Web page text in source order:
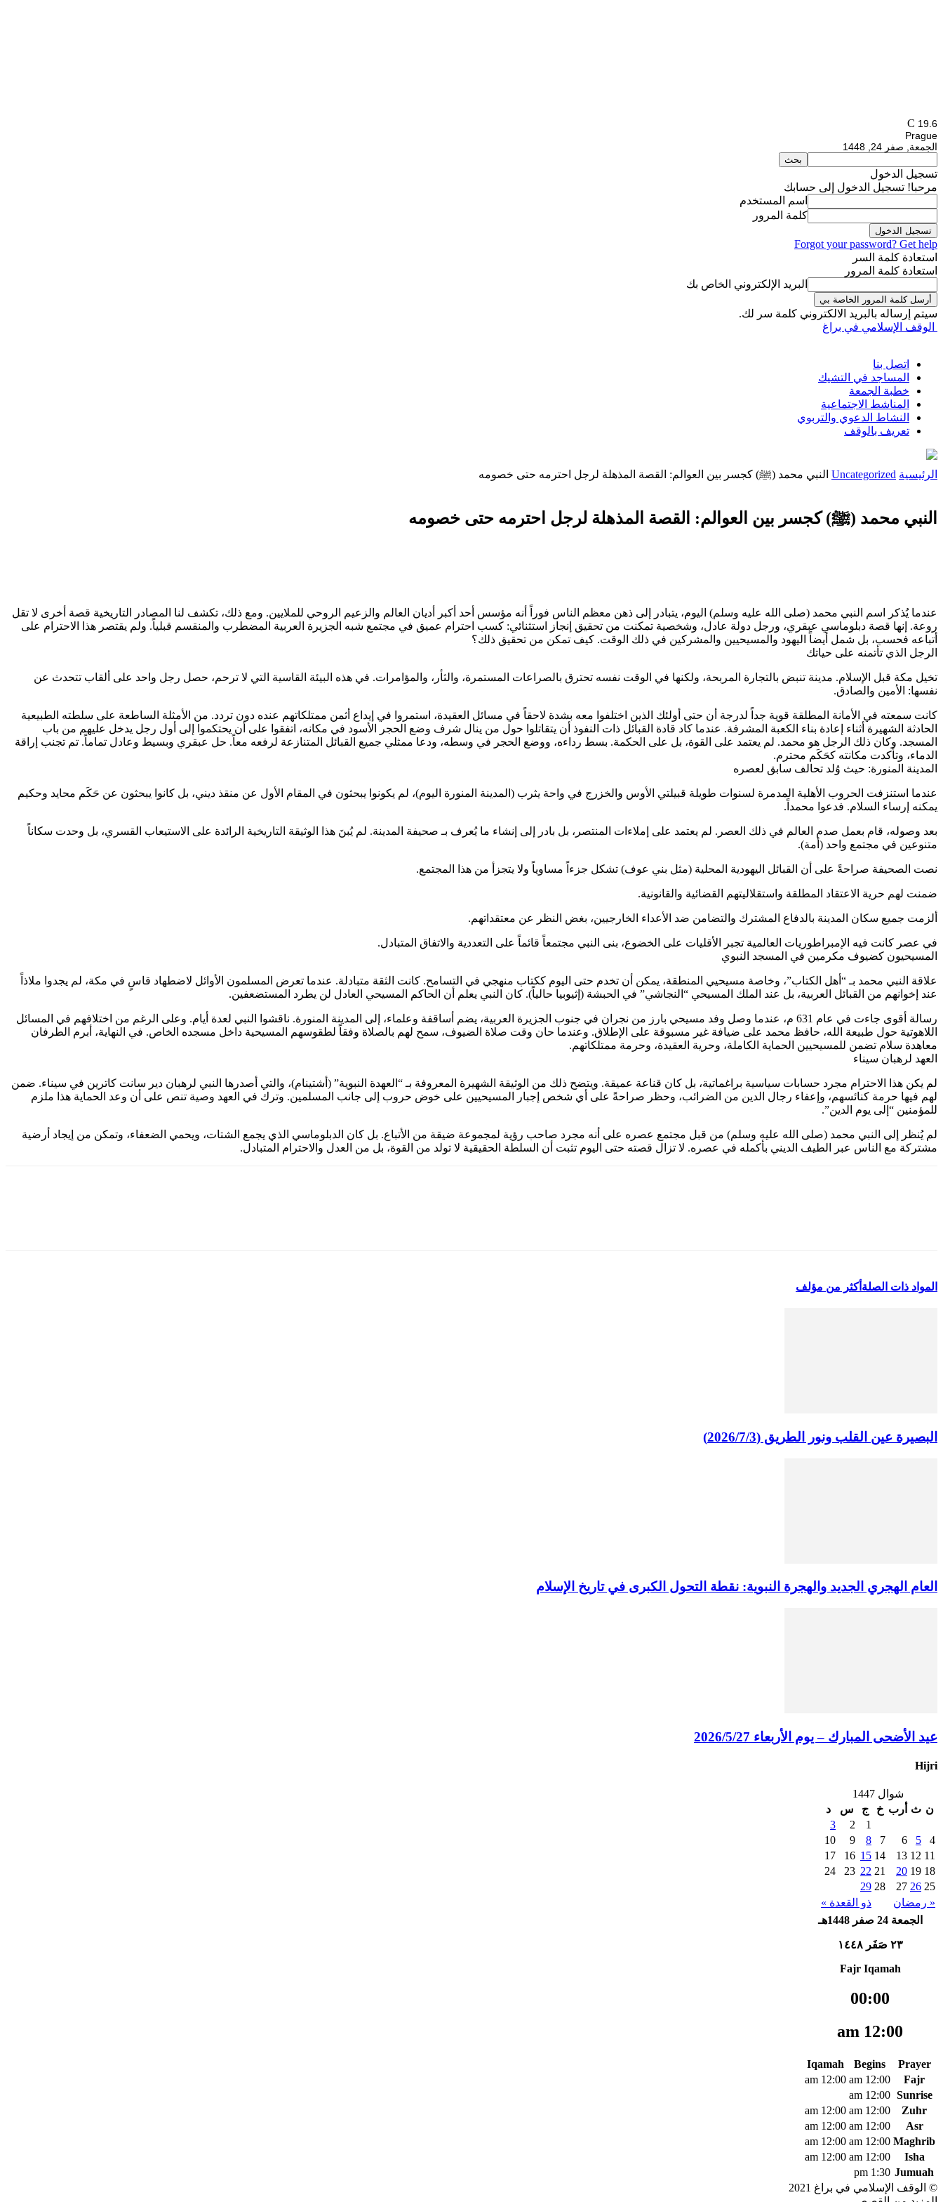
19.6
C
Prague
الجمعة, صفر 24, 1448
تسجيل الدخول
مرحبا! تسجيل الدخول إلى حسابك
اسم المستخدم
كلمة المرور
Forgot your password? Get help
استعادة كلمة السر
استعادة كلمة المرور
البريد الإلكتروني الخاص بك
سيتم إرساله بالبريد الالكتروني كلمة سر لك.
الوقف الإسلامي في براغ
اتصل بنا
المساجد في التشيك
خطبة الجمعة
المناشط الاجتماعية
النشاط الدعوي والتربوي
تعريف بالوقف
الرئيسية Uncategorized النبي محمد (ﷺ) كجسر بين العوالم: القصة المذهلة لرجل احترمه حتى خصومه
النبي محمد (ﷺ) كجسر بين العوالم: القصة المذهلة لرجل احترمه حتى خصومه
عندما يُذكر اسم النبي محمد (صلى الله عليه وسلم) اليوم، يتبادر إلى ذهن معظم الناس فوراً أنه مؤسس أحد أكبر أديان العالم والزعيم الروحي للملايين. ومع ذلك، تكشف لنا المصادر التاريخية قصة أخرى لا تقل
روعة. إنها قصة دبلوماسي عبقري، ورجل دولة عادل، وشخصية تمكنت من تحقيق إنجاز استثنائي: كسب احترام عميق في مجتمع شبه الجزيرة العربية المضطرب والمنقسم قبلياً. ولم يقتصر هذا الاحترام على
أتباعه فحسب، بل شمل أيضاً اليهود والمسيحيين والمشركين في ذلك الوقت. كيف تمكن من تحقيق ذلك؟
الرجل الذي تأتمنه على حياتك
تخيل مكة قبل الإسلام. مدينة تنبض بالتجارة المربحة، ولكنها في الوقت نفسه تحترق بالصراعات المستمرة، والثأر، والمؤامرات. في هذه البيئة القاسية التي لا ترحم، حصل رجل واحد على ألقاب تتحدث عن
نفسها: الأمين والصادق.
كانت سمعته في الأمانة المطلقة قوية جداً لدرجة أن حتى أولئك الذين اختلفوا معه بشدة لاحقاً في مسائل العقيدة، استمروا في إيداع أثمن ممتلكاتهم عنده دون تردد. من الأمثلة الساطعة على سلطته الطبيعية
الحادثة الشهيرة أثناء إعادة بناء الكعبة المشرفة. عندما كاد قادة القبائل ذات النفوذ أن يتقاتلوا حول من ينال شرف وضع الحجر الأسود في مكانه، اتفقوا على أن يحتكموا إلى أول رجل يدخل عليهم من باب
المسجد. وكان ذلك الرجل هو محمد. لم يعتمد على القوة، بل على الحكمة. بسط رداءه، ووضع الحجر في وسطه، ودعا ممثلي جميع القبائل المتنازعة لرفعه معاً. حل عبقري وبسيط وعادل تماماً. تم تجنب إراقة
الدماء، وتأكدت مكانته كحَكَم محترم.
المدينة المنورة: حيث وُلد تحالف سابق لعصره
عندما استنزفت الحروب الأهلية المدمرة لسنوات طويلة قبيلتي الأوس والخزرج في واحة يثرب (المدينة المنورة اليوم)، لم يكونوا يبحثون في المقام الأول عن منقذ ديني، بل كانوا يبحثون عن حَكَم محايد وحكيم
يمكنه إرساء السلام. فدعوا محمداً.
بعد وصوله، قام بعمل صدم العالم في ذلك العصر. لم يعتمد على إملاءات المنتصر، بل بادر إلى إنشاء ما يُعرف بـ صحيفة المدينة. لم يُبنَ هذا الوثيقة التاريخية الرائدة على الاستيعاب القسري، بل وحدت سكاناً
متنوعين في مجتمع واحد (أمة).
نصت الصحيفة صراحةً على أن القبائل اليهودية المحلية (مثل بني عوف) تشكل جزءاً مساوياً ولا يتجزأ من هذا المجتمع.
ضمنت لهم حرية الاعتقاد المطلقة واستقلاليتهم القضائية والقانونية.
ألزمت جميع سكان المدينة بالدفاع المشترك والتضامن ضد الأعداء الخارجيين، بغض النظر عن معتقداتهم.
في عصر كانت فيه الإمبراطوريات العالمية تجبر الأقليات على الخضوع، بنى النبي مجتمعاً قائماً على التعددية والاتفاق المتبادل.
المسيحيون كضيوف مكرمين في المسجد النبوي
علاقة النبي محمد بـ “أهل الكتاب”، وخاصة مسيحيي المنطقة، يمكن أن تخدم حتى اليوم ككتاب منهجي في التسامح. كانت الثقة متبادلة. عندما تعرض المسلمون الأوائل لاضطهاد قاسٍ في مكة، لم يجدوا ملاذاً
عند إخوانهم من القبائل العربية، بل عند الملك المسيحي “النجاشي” في الحبشة (إثيوبيا حالياً). كان النبي يعلم أن الحاكم المسيحي العادل لن يطرد المستضعفين.
رسالة أقوى جاءت في عام 631 م، عندما وصل وفد مسيحي بارز من نجران في جنوب الجزيرة العربية، يضم أساقفة وعلماء، إلى المدينة المنورة. ناقشوا النبي لعدة أيام. وعلى الرغم من اختلافهم في المسائل
اللاهوتية حول طبيعة الله، حافظ محمد على ضيافة غير مسبوقة على الإطلاق. وعندما حان وقت صلاة الضيوف، سمح لهم بالصلاة وفقاً لطقوسهم المسيحية داخل مسجده الخاص. في النهاية، أبرم الطرفان
معاهدة سلام تضمن للمسيحيين الحماية الكاملة، وحرية العقيدة، وحرمة ممتلكاتهم.
العهد لرهبان سيناء
لم يكن هذا الاحترام مجرد حسابات سياسية براغماتية، بل كان قناعة عميقة. ويتضح ذلك من الوثيقة الشهيرة المعروفة بـ “العهدة النبوية” (أشتينام)، والتي أصدرها النبي لرهبان دير سانت كاترين في سيناء. ضمن
لهم فيها حرمة كنائسهم، وإعفاء رجال الدين من الضرائب، وحظر صراحةً على أي شخص إجبار المسيحيين على خوض حروب إلى جانب المسلمين. وترك في العهد وصية تنص على أن وعد الحماية هذا ملزم
للمؤمنين “إلى يوم الدين”.
لم يُنظر إلى النبي محمد (صلى الله عليه وسلم) من قبل مجتمع عصره على أنه مجرد صاحب رؤية لمجموعة ضيقة من الأتباع. بل كان الدبلوماسي الذي يجمع الشتات، ويحمي الضعفاء، وتمكن من إيجاد أرضية
مشتركة مع الناس عبر الطيف الديني بأكمله في عصره. لا تزال قصته حتى اليوم تثبت أن السلطة الحقيقية لا تولد من القوة، بل من العدل والاحترام المتبادل.
المواد ذات الصلة أكثر من مؤلف
البصيرة عين القلب ونور الطريق (2026/7/3)
العام الهجري الجديد والهجرة النبوية: نقطة التحول الكبرى في تاريخ الإسلام
عيد الأضحى المبارك – يوم الأربعاء 2026/5/27
Hijri
شوال 1447
ن ث أرب خ ج س د
« رمضان ذو القعدة »
1
2
3
4
5
6
7
8
9
10
11
12
13
14
15
16
17
18
19
20
21
22
23
24
25
26
27
28
29
الجمعة 24 صفر 1448هـ
٢٣ صَفَر ١٤٤٨
Fajr Iqamah
00:00
12:00 am
Prayer
Begins
Iqamah
Fajr
12:00 am
12:00 am
Sunrise
12:00 am
Zuhr
12:00 am
12:00 am
Asr
12:00 am
12:00 am
Maghrib
12:00 am
12:00 am
Isha
12:00 am
12:00 am
Jumuah
1:30 pm
© الوقف الإسلامي في براغ 2021